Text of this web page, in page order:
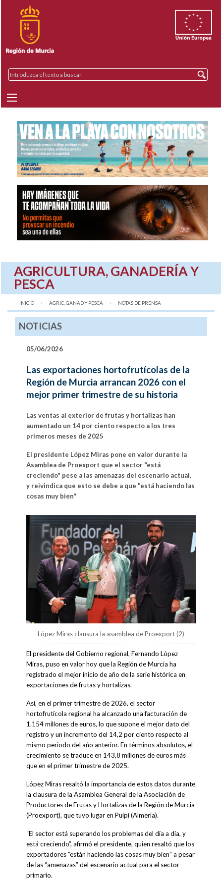
AGRICULTURA, GANADERÍA Y
PESCA
INICIO AGRIC, GANAD Y PESCA AQUÍ:
NOTAS DE PRENSA
NOTICIAS
05/06/2026
Las exportaciones hortofrutícolas de la
Región de Murcia arrancan 2026 con el
mejor primer trimestre de su historia
Las ventas al exterior de frutas y hortalizas han
aumentado un 14 por ciento respecto a los tres
primeros meses de 2025
El presidente López Miras pone en valor durante la
Asamblea de Proexport que el sector "está
creciendo" pese a las amenazas del escenario actual,
y reivindica que esto se debe a que "está haciendo las
cosas muy bien"
López Miras clausura la asamblea de Proexport (2)
El presidente del Gobierno regional, Fernando López
Miras, puso en valor hoy que la Región de Murcia ha
registrado el mejor inicio de año de la serie histórica en
exportaciones de frutas y hortalizas.
Así, en el primer trimestre de 2026, el sector
hortofrutícola regional ha alcanzado una facturación de
1.154 millones de euros, lo que supone el mejor dato del
registro y un incremento del 14,2 por ciento respecto al
mismo periodo del año anterior. En términos absolutos, el
crecimiento se traduce en 143,8 millones de euros más
que en el primer trimestre de 2025.
López Miras resaltó la importancia de estos datos durante
la clausura de la Asamblea General de la Asociación de
Productores de Frutas y Hortalizas de la Región de Murcia
(Proexport), que tuvo lugar en Pulpí (Almería).
“El sector está superando los problemas del día a día, y
está creciendo”, afirmó el presidente, quien resaltó que los
exportadores “están haciendo las cosas muy bien” a pesar
de las “amenazas” del escenario actual para el sector
primario.